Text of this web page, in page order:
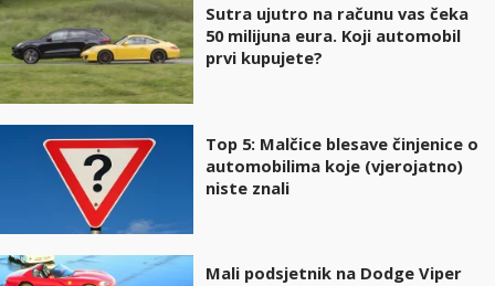
Sutra ujutro na računu vas čeka
50 milijuna eura. Koji automobil
prvi kupujete?
Top 5: Malčice blesave činjenice o
automobilima koje (vjerojatno)
niste znali
Mali podsjetnik na Dodge Viper